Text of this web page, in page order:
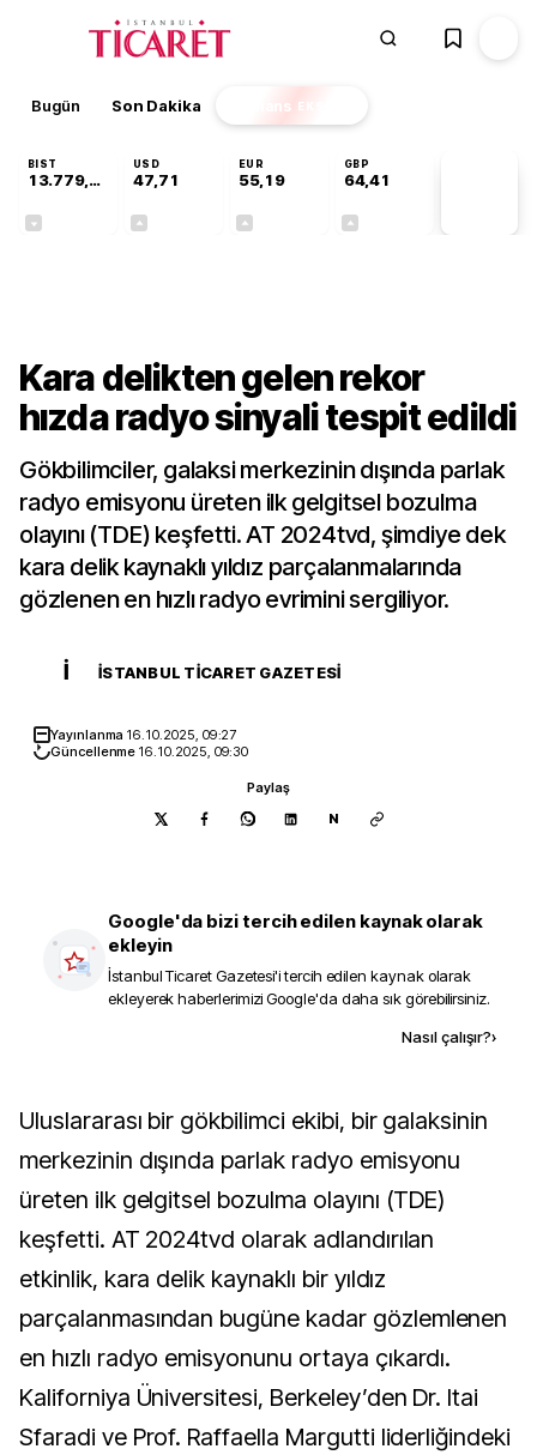
Bugün Son Dakika Finans EKSTRA
BIST
13.779,39
USD
47,71
EUR
55,19
GBP
64,41
Kara delikten gelen rekor
hızda radyo sinyali tespit edildi
Gökbilimciler, galaksi merkezinin dışında parlak
radyo emisyonu üreten ilk gelgitsel bozulma
olayını (TDE) keşfetti. AT 2024tvd, şimdiye dek
kara delik kaynaklı yıldız parçalanmalarında
gözlenen en hızlı radyo evrimini sergiliyor.
İ İSTANBUL TICARET GAZETESI
Yayınlanma 16.10.2025, 09:27
Güncellenme 16.10.2025, 09:30
Paylaş
N
Google'da bizi tercih edilen kaynak olarak
ekleyin
İstanbul Ticaret Gazetesi'i tercih edilen kaynak olarak
ekleyerek haberlerimizi Google'da daha sık görebilirsiniz.
Nasıl çalışır?›
Uluslararası bir gökbilimci ekibi, bir galaksinin
merkezinin dışında parlak radyo emisyonu
üreten ilk gelgitsel bozulma olayını (TDE)
keşfetti. AT 2024tvd olarak adlandırılan
etkinlik, kara delik kaynaklı bir yıldız
parçalanmasından bugüne kadar gözlemlenen
en hızlı radyo emisyonunu ortaya çıkardı.
Kaliforniya Üniversitesi, Berkeley’den Dr. Itai
Sfaradi ve Prof. Raffaella Margutti liderliğindeki